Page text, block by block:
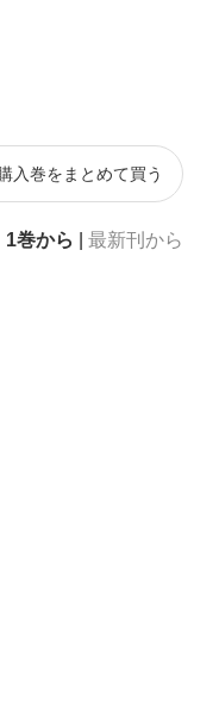
入巻をまとめて買う
1巻から 最新刊から